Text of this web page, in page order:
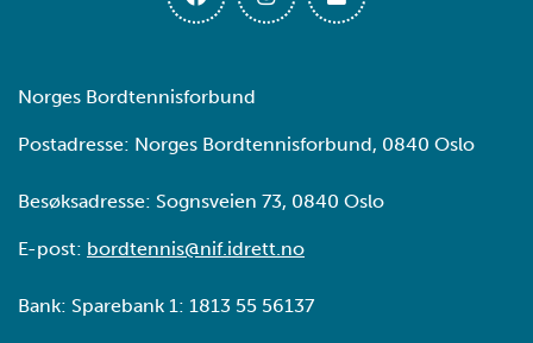
Norges Bordtennisforbund
Postadresse: Norges Bordtennisforbund, 0840 Oslo
Besøksadresse: Sognsveien 73, 0840 Oslo
E-post: bordtennis@nif.idrett.no
Bank: Sparebank 1: 1813 55 56137